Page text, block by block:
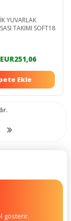
YUVARLAK
TAKIMI SOFT18
EUR251,06
Ekle
gösterir.